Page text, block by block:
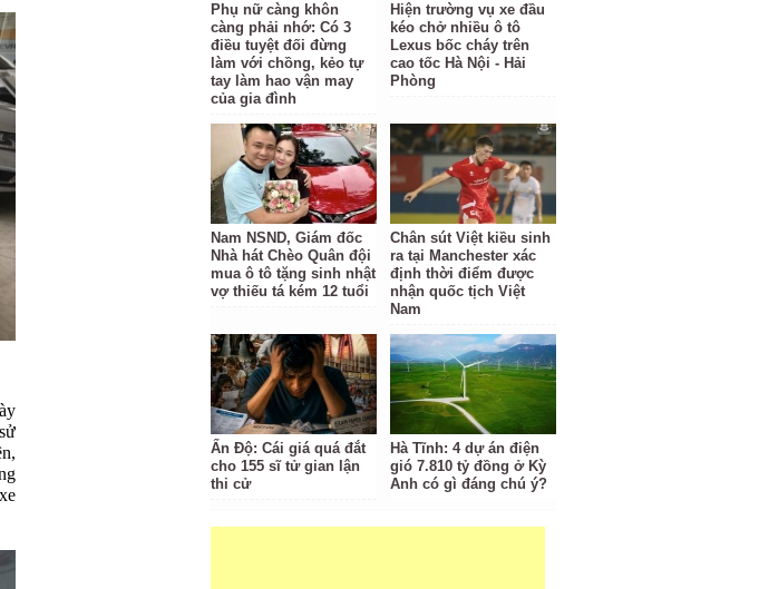
Phụ nữ càng khôn
càng phải nhớ: Có 3
điều tuyệt đối đừng
làm với chồng, kẻo tự
tay làm hao vận may
của gia đình
Hiện trường vụ xe đầu
kéo chở nhiều ô tô
Lexus bốc cháy trên
cao tốc Hà Nội - Hải
Phòng
Nam NSND, Giám đốc
Nhà hát Chèo Quân đội
mua ô tô tặng sinh nhật
vợ thiếu tá kém 12 tuổi
Chân sút Việt kiều sinh
ra tại Manchester xác
định thời điểm được
nhận quốc tịch Việt
Nam
Ấn Độ: Cái giá quá đắt
cho 155 sĩ tử gian lận
thi cử
Hà Tĩnh: 4 dự án điện
gió 7.810 tỷ đồng ở Kỳ
Anh có gì đáng chú ý?